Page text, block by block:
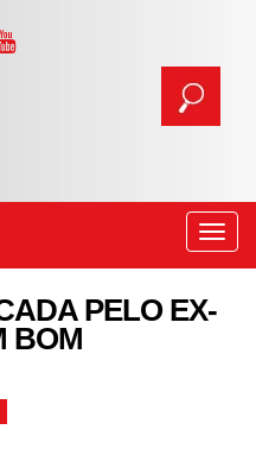
PELO EX-
BOM